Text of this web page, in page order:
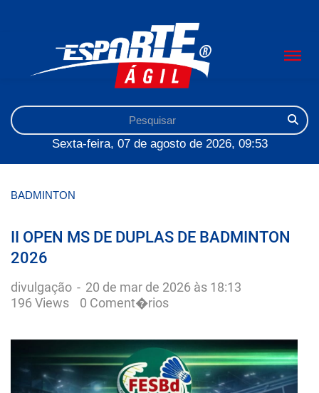
Sexta-feira, 07 de agosto de 2026, 09:53
BADMINTON
II OPEN MS DE DUPLAS DE BADMINTON
2026
divulgação - 20 de mar de 2026 às 18:13
196 Views
0 Coment�rios